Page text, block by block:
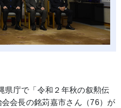
県庁で「令和２年秋の叙勲伝
会長の銘苅嘉市さん（76）が